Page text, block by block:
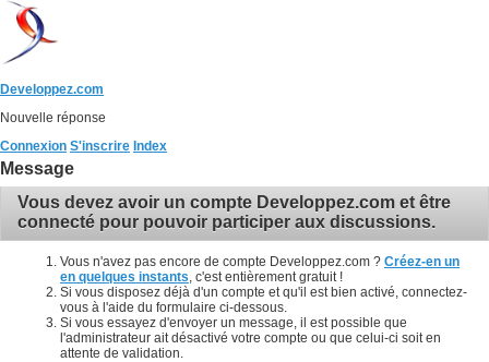
Developpez.com
Nouvelle réponse
Connexion S'inscrire Index
Message
Vous devez avoir un compte Developpez.com et être
connecté pour pouvoir participer aux discussions.
Vous n'avez pas encore de compte Developpez.com ? Créez-en un
en quelques instants , c'est entièrement gratuit !
Si vous disposez déjà d'un compte et qu'il est bien activé, connectez-
vous à l'aide du formulaire ci-dessous.
Si vous essayez d'envoyer un message, il est possible que
l'administrateur ait désactivé votre compte ou que celui-ci soit en
attente de validation.